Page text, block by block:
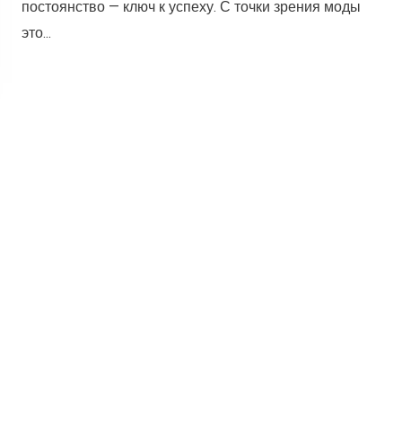
постоянство — ключ к успеху. С точки зрения моды
это...